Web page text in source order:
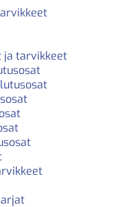
ja tarvikkeet